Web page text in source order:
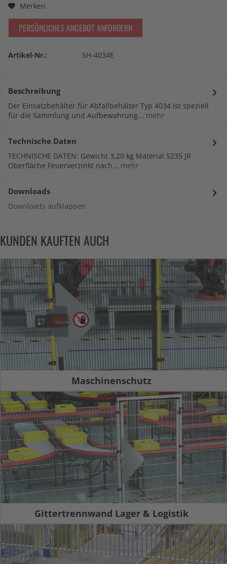
Merken
PERSÖNLICHES ANGEBOT ANFORDERN
Artikel-Nr.: SH-4034E
Beschreibung
Der Einsatzbehälter für Abfallbehälter Typ 4034 ist speziell
für die Sammlung und Aufbewahrung... mehr
Technische Daten
TECHNISCHE DATEN: Gewicht 3,20 kg Material S235 JR
Oberfläche Feuerverzinkt nach... mehr
Downloads
Downloads aufklappen
KUNDEN KAUFTEN AUCH
Maschinenschutz
Gittertrennwand Lager & Logistik